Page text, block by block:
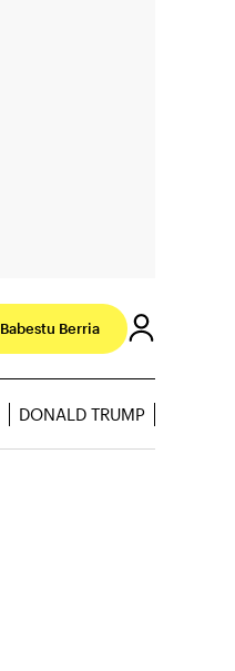
Babestu Berria
DONALD TRUMP